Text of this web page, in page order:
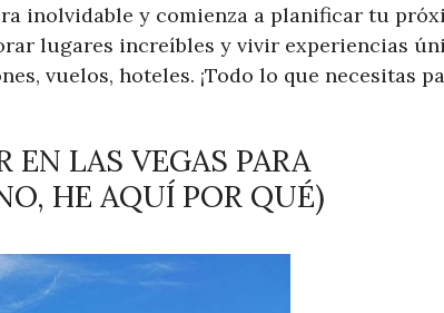
inolvidable y comienza a planificar tu
lugares increíbles y vivir experiencias
vuelos, hoteles. ¡Todo lo que necesitas
EN LAS VEGAS PARA
HE AQUÍ POR QUÉ)